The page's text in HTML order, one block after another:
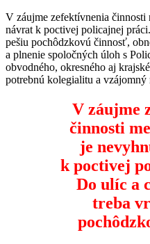
V záujme zefektívnenia
návrat k poctivej policajnej
pešiu pochôdzkovú činnosť,
a plnenie spoločných úloh s
obvodného, okresného aj
potrebnú kolegialitu a vzájomný
V záujme
činnosti
je
k poctivej
Do ulíc a
treba